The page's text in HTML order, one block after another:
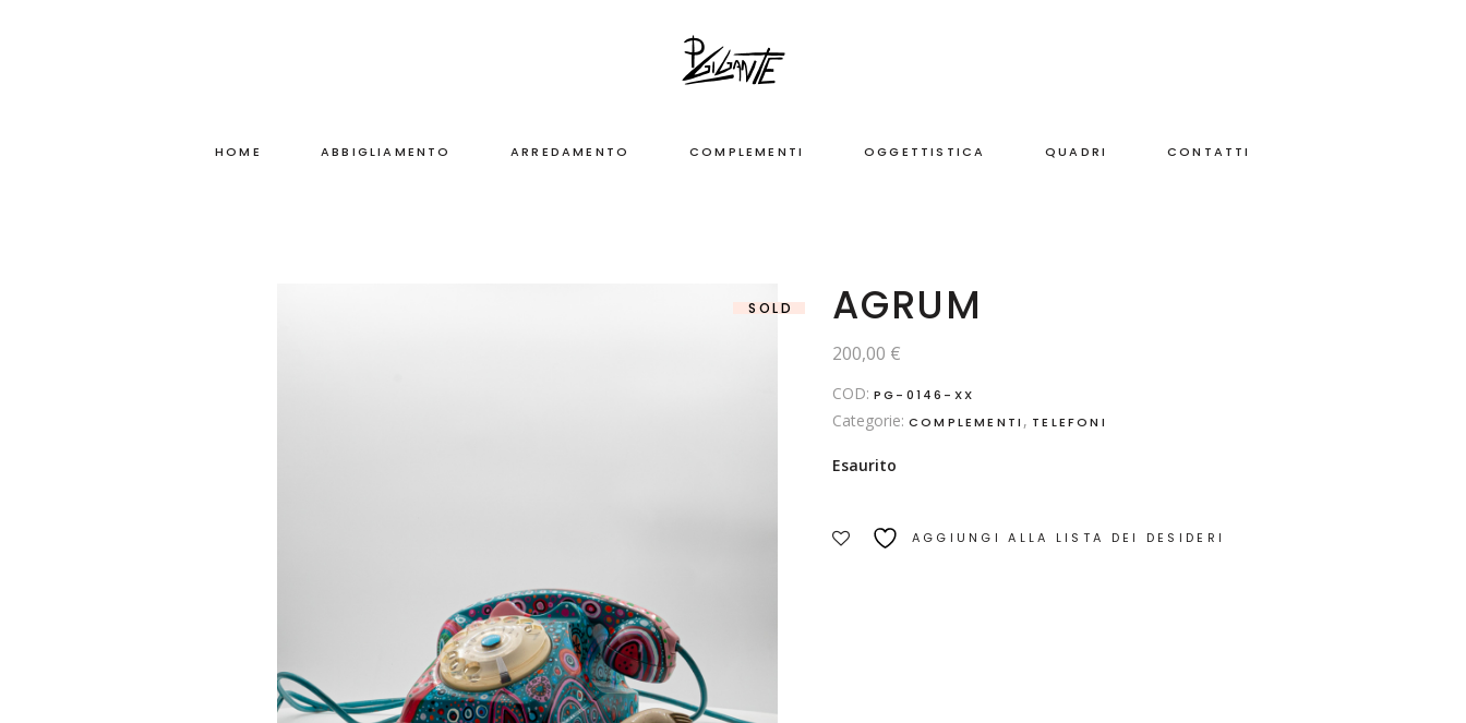
HOME ABBIGLIAMENTO ARREDAMENTO COMPLEMENTI OGGETTISTICA QUADRI CONTATTI
SOLD AGRUM
200,00 €
COD: PG-0146-XX
Categorie: COMPLEMENTI , TELEFONI
Esaurito
AGGIUNGI ALLA LISTA DEI DESIDERI